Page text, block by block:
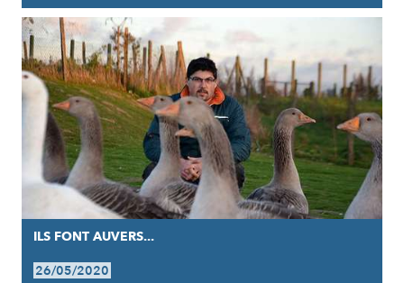
ILS FONT AUVERS...
26/05/2020